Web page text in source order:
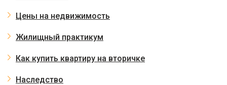
Цены на недвижимость
Жилищный практикум
Как купить квартиру на вторичке
Наследство